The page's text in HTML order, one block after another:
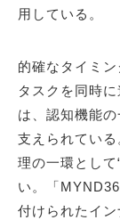
用している。
的確なタイミ
タスクを同時
は、認知機能
支えられてい
理の一環として
い。「
付けられたイ